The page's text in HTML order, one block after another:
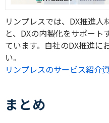
リンプレスでは、 DX推進人
と、 DXの内製化をサポート
ています。自社のDX推進に
い。
リンプレスのサービス紹介
まとめ